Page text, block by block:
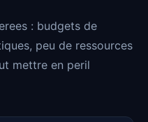
: budgets de
peu de ressources
mettre en peril